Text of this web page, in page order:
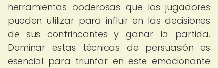
herramientas poderosas que los jugadores
pueden utilizar para influir en las decisiones
de sus contrincantes y ganar la partida.
Dominar estas técnicas de persuasión es
esencial para triunfar en este emocionante